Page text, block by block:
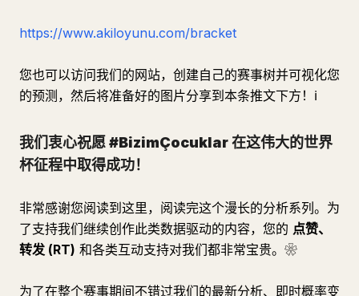
https://www.akiloyunu.com/bracket
您也可以访问我们的网站，创建自己的赛事树并可视化您
的预测，然后将准备好的图片分享到本条推文下方！ℹ
我们衷心祝愿 #BizimÇocuklar 在这伟大的世界
杯征程中取得成功！
非常感谢您阅读到这里，阅读完这个漫长的分析系列。为
了支持我们继续创作此类数据驱动的内容，您的 点赞、
转发 (RT) 和各类互动支持对我们都非常宝贵。❀
为了在整个赛事期间不错过我们的最新分析、即时概率变